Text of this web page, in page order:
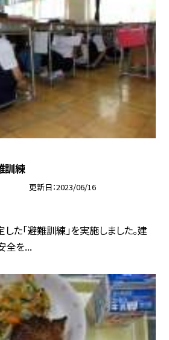
訓練
更新日 2023/06/16
した「避難訓練」を実施しました。建
全を...